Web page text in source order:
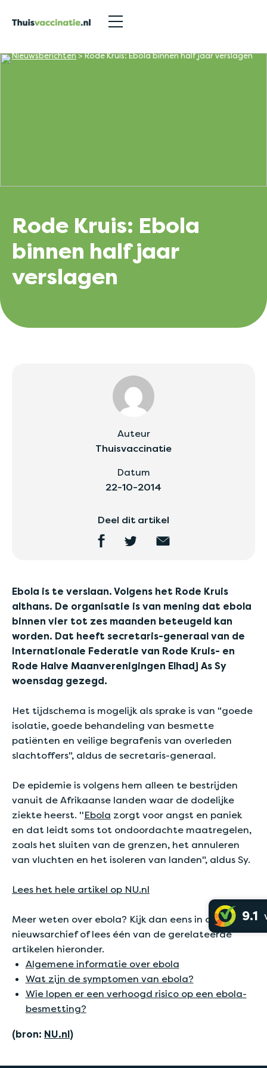
Nieuwsberichten>Rode Kruis: Ebola binnen half jaar verslagen
Rode Kruis: Ebola
binnen half jaar
verslagen
Auteur
Thuisvaccinatie
Datum
22-10-2014
Deel dit artikel
Ebola is te verslaan. Volgens het Rode Kruis
althans. De organisatie is van mening dat ebola
binnen vier tot zes maanden beteugeld kan
worden. Dat heeft secretaris-generaal van de
Internationale Federatie van Rode Kruis- en
Rode Halve Maanverenigingen Elhadj As Sy
woensdag gezegd.
Het tijdschema is mogelijk als sprake is van "goede
isolatie, goede behandeling van besmette
patiënten en veilige begrafenis van overleden
slachtoffers", aldus de secretaris-generaal.
De epidemie is volgens hem alleen te bestrijden
vanuit de Afrikaanse landen waar de dodelijke
ziekte heerst. ''Ebola zorgt voor angst en paniek
en dat leidt soms tot ondoordachte maatregelen,
zoals het sluiten van de grenzen, het annuleren
van vluchten en het isoleren van landen", aldus Sy.
Lees het hele artikel op NU.nl
Meer weten over ebola? Kijk dan eens in ons
nieuwsarchief of lees één van de gerelateerde
artikelen hieronder.
Algemene informatie over ebola
Wat zijn de symptomen van ebola?
Wie lopen er een verhoogd risico op een ebola-
besmetting?
(bron: NU.nl)
9.1